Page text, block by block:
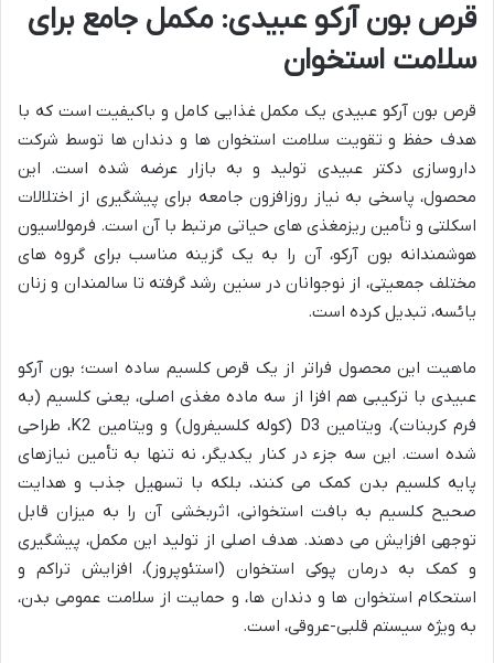
قرص بون آرکو عبیدی: مکمل جامع برای
سلامت استخوان
قرص بون آرکو عبیدی یک مکمل غذایی کامل و باکیفیت است که با
هدف حفظ و تقویت سلامت استخوان ها و دندان ها توسط شرکت
داروسازی دکتر عبیدی تولید و به بازار عرضه شده است. این
محصول، پاسخی به نیاز روزافزون جامعه برای پیشگیری از اختلالات
اسکلتی و تأمین ریزمغذی های حیاتی مرتبط با آن است. فرمولاسیون
هوشمندانه بون آرکو، آن را به یک گزینه مناسب برای گروه های
مختلف جمعیتی، از نوجوانان در سنین رشد گرفته تا سالمندان و زنان
یائسه، تبدیل کرده است.
ماهیت این محصول فراتر از یک قرص کلسیم ساده است؛ بون آرکو
عبیدی با ترکیبی هم افزا از سه ماده مغذی اصلی، یعنی کلسیم (به
فرم کربنات)، ویتامین D3 (کوله کلسیفرول) و ویتامین K2، طراحی
شده است. این سه جزء در کنار یکدیگر، نه تنها به تأمین نیازهای
پایه کلسیم بدن کمک می کنند، بلکه با تسهیل جذب و هدایت
صحیح کلسیم به بافت استخوانی، اثربخشی آن را به میزان قابل
توجهی افزایش می دهند. هدف اصلی از تولید این مکمل، پیشگیری
و کمک به درمان پوکی استخوان (استئوپروز)، افزایش تراکم و
استحکام استخوان ها و دندان ها، و حمایت از سلامت عمومی بدن،
به ویژه سیستم قلبی-عروقی، است.